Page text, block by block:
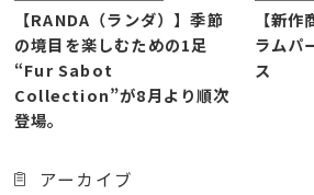
【RANDA（ランダ）】季節
の境目を楽しむための1足
“Fur Sabot
Collection”が8月より順次
登場。
【新
ラムパ
ス
アーカイブ